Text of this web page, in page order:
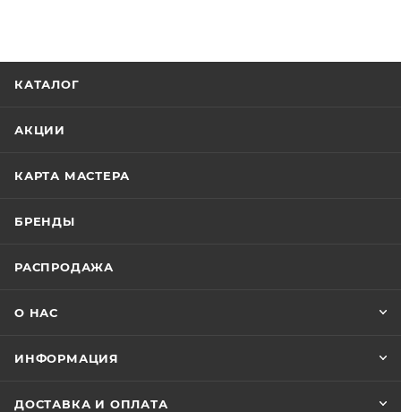
КАТАЛОГ
АКЦИИ
КАРТА МАСТЕРА
БРЕНДЫ
РАСПРОДАЖА
О НАС
ИНФОРМАЦИЯ
ДОСТАВКА И ОПЛАТА